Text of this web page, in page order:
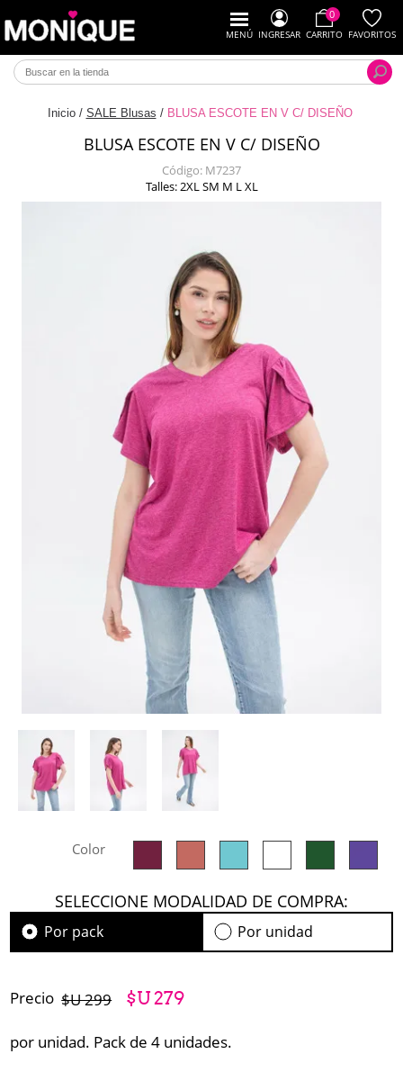
MENÚ INGRESAR
0
CARRITO FAVORITOS
Inicio / SALE Blusas / BLUSA ESCOTE EN V C/ DISEÑO
BLUSA ESCOTE EN V C/ DISEÑO
Código: M7237
Talles: 2XL SM M L XL
Color
SELECCIONE MODALIDAD DE COMPRA:
Por pack Por unidad
Precio $U 299 $U 279
por unidad. Pack de 4 unidades.